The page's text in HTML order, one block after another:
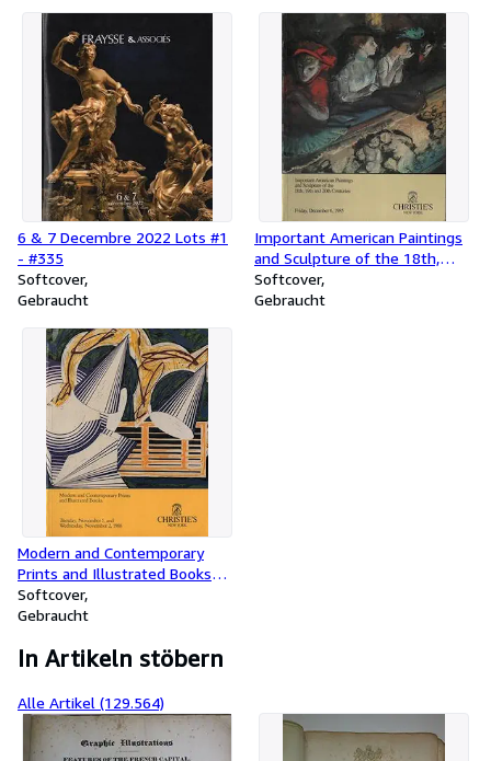
6 & 7 Decembre 2022 Lots #1
- #335
Softcover
Gebraucht
Important American Paintings
and Sculpture of the 18th,
19th and 20th Centuries
December 6 1985 Sale #6052
Softcover
Gebraucht
Modern and Contemporary
Prints and Illustrated Books
November 1 & 2 1988 Sale
#6704 Lots #201 - #900
Softcover
Gebraucht
In Artikeln stöbern
Alle Artikel (129.564)